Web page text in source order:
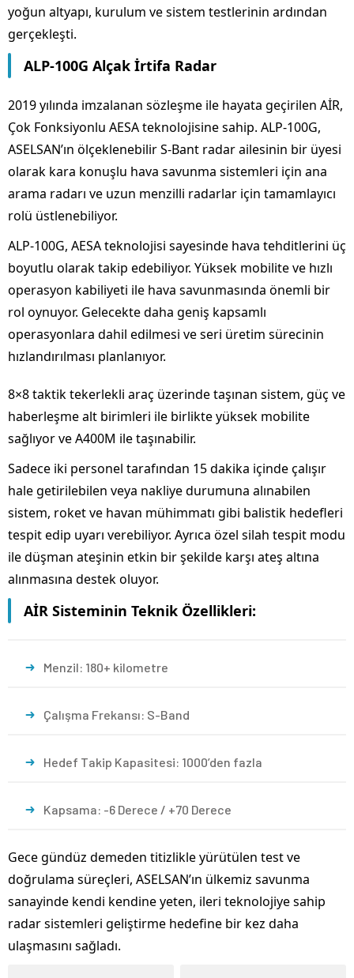
yoğun altyapı, kurulum ve sistem testlerinin ardından
gerçekleşti.
ALP-100G Alçak İrtifa Radar
2019 yılında imzalanan sözleşme ile hayata geçirilen AİR,
Çok Fonksiyonlu AESA teknolojisine sahip. ALP-100G,
ASELSAN’ın ölçeklenebilir S-Bant radar ailesinin bir üyesi
olarak kara konuşlu hava savunma sistemleri için ana
arama radarı ve uzun menzilli radarlar için tamamlayıcı
rolü üstlenebiliyor.
ALP-100G, AESA teknolojisi sayesinde hava tehditlerini üç
boyutlu olarak takip edebiliyor. Yüksek mobilite ve hızlı
operasyon kabiliyeti ile hava savunmasında önemli bir
rol oynuyor. Gelecekte daha geniş kapsamlı
operasyonlara dahil edilmesi ve seri üretim sürecinin
hızlandırılması planlanıyor.
8×8 taktik tekerlekli araç üzerinde taşınan sistem, güç ve
haberleşme alt birimleri ile birlikte yüksek mobilite
sağlıyor ve A400M ile taşınabilir.
Sadece iki personel tarafından 15 dakika içinde çalışır
hale getirilebilen veya nakliye durumuna alınabilen
sistem, roket ve havan mühimmatı gibi balistik hedefleri
tespit edip uyarı verebiliyor. Ayrıca özel silah tespit modu
ile düşman ateşinin etkin bir şekilde karşı ateş altına
alınmasına destek oluyor.
AİR Sisteminin Teknik Özellikleri:
Menzil: 180+ kilometre
Çalışma Frekansı: S-Band
Hedef Takip Kapasitesi: 1000’den fazla
Kapsama: -6 Derece / +70 Derece
Gece gündüz demeden titizlikle yürütülen test ve
doğrulama süreçleri, ASELSAN’ın ülkemiz savunma
sanayinde kendi kendine yeten, ileri teknolojiye sahip
radar sistemleri geliştirme hedefine bir kez daha
ulaşmasını sağladı.